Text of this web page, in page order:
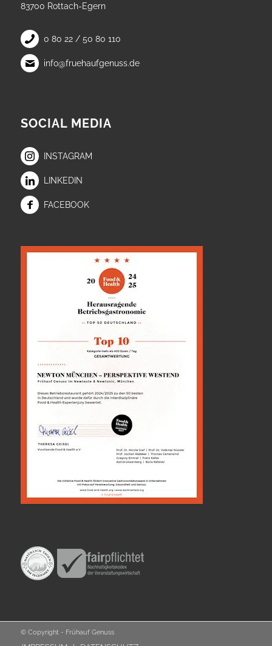
83700 Rottach-Egern
0 80 22 / 50 80 110
info@fruehaufgenuss.de
SOCIAL MEDIA
INSTAGRAM
LINKEDIN
FACEBOOK
© Copyright - Frühauf Genuss